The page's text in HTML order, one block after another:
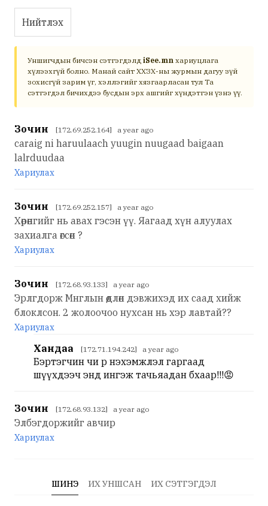
Нийтлэх
Уншигчдын бичсэн сэтгэгдэлд iSee.mn хариуцлага
хүлээхгүй болно. Манай сайт ХХЗХ-ны журмын дагуу зүй
зохисгүй зарим үг, хэллэгийг хязгаарласан тул Та
сэтгэгдэл бичихдээ бусдын эрх ашгийг хүндэтгэн үзнэ үү.
Зочин [172.69.252.164] a year ago
caraig ni haruulaach yuugin nuugaad baigaan
lalrduudaa
Хариулах
Зочин [172.69.252.157] a year ago
Хөрөнгийг нь авах гэсэн үү. Яагаад хүн алуулах
захиалга өгсөн ?
Хариулах
Зочин [172.68.93.133] a year ago
Эрлгдорж Мнглын өөдлөн дэвжихэд их саад хийж
блоклсон. 2 жолоочоо нухсан нь хэр лавтай??
Хариулах
Хандаа [172.71.194.242] a year ago
Бэртэгчин чи өөрөө нэхэмжлэл гаргаад
шүүхдээч энд ингэж тачьяадан бхаар!!!😡
Зочин [172.68.93.132] a year ago
Элбэгдоржийг авчир
Хариулах
ШИНЭ ИХ УНШСАН ИХ СЭТГЭГДЭЛ